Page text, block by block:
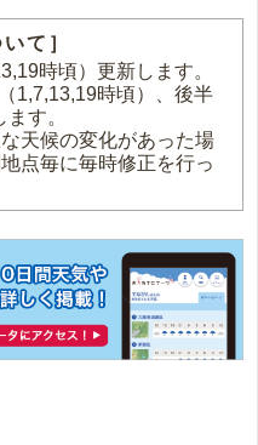
て］
時頃）更新します。
1,7,13,19時頃）、後半
す。
天候の変化があった場
点毎に毎時修正を行っ